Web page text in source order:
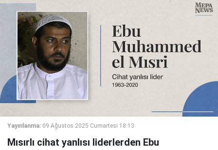
Yayınlanma: 09 Ağustos 2025 Cumartesi 18:13
Mısırlı cihat yanlısı liderlerden Ebu